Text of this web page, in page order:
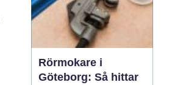
Rörmokare i
Göteborg: Så hittar